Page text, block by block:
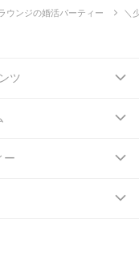
ウンジの婚活パーティー ＼
ツ
ー